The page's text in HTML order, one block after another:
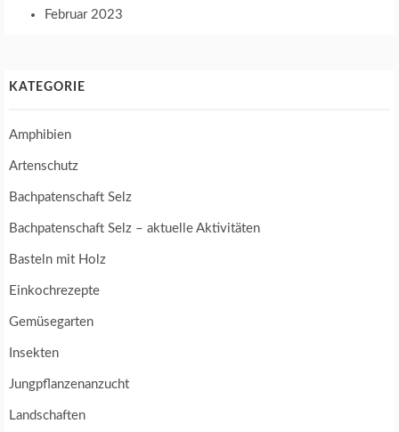
Februar 2023
KATEGORIE
Amphibien
Artenschutz
Bachpatenschaft Selz
Bachpatenschaft Selz – aktuelle Aktivitäten
Basteln mit Holz
Einkochrezepte
Gemüsegarten
Insekten
Jungpflanzenanzucht
Landschaften